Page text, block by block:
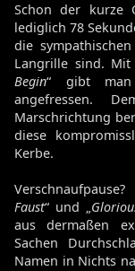
Schon der kurze
lediglich 78
die
Langrille sind.
Begin“ gibt man
angefressen.
Marschrichtung
diese
Kerbe.
Faust“ und „
aus dermaßen
Sachen
Namen in Nichts